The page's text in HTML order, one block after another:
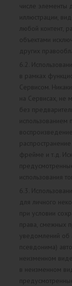
числе элементы
иллюстрации,
любой контент,
объектами
других
6.2.
в рамках
Сервисом.
на Сервисах, не
без
использованием
фрейме и т.д.
использования
6.3.
для личного
при условии
права, смежных
уведомлений об
псевдонима)
неизменном
в неизменном